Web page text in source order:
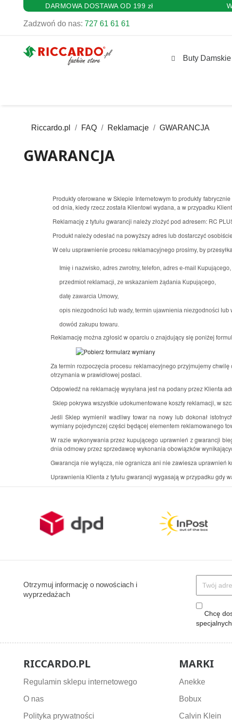
DARMOWA DOSTAWA OD 199 zł
Zadzwoń do nas: 727 61 61 61
Buty Damskie
Riccardo.pl FAQ Reklamacje GWARANCJA
GWARANCJA
Produkty oferowane w Sklepie Internetowym to produkty
od dnia, kiedy rzecz została Klientowi wydana, a w przypadku
Reklamację z tytułu gwarancji należy złożyć pod adresem: RC
Produkt należy odesłać na powyższy adres lub dostarczyć
W celu usprawnienie procesu reklamacyjnego prosimy, by
Imię i nazwisko, adres zwrotny, telefon, adres e-mail Kupującego,
przedmiot reklamacji, ze wskazaniem żądania Kupującego,
datę zawarcia Umowy,
opis niezgodności lub wady, termin ujawnienia niezgodności lub
dowód zakupu towaru.
Reklamację można zgłosić w oparciu o znajdujący się poniżej
Za termin rozpoczęcia procesu reklamacyjnego przyjmujemy
otrzymania w prawidłowej postaci.
Odpowiedź na reklamację wysyłana jest na podany przez Klienta
Sklep pokrywa wszystkie udokumentowane koszty reklamacji, w
Jeśli Sklep wymienił wadliwy towar na nowy lub dokonał
wymiany pojedynczej części będącej elementem reklamowanego
W razie wykonywania przez kupującego uprawnień z gwarancji
dnia odmowy przez sprzedawcę wykonania obowiązków
Gwarancja nie wyłącza, nie ogranicza ani nie zawiesza
Uprawnienia Klienta z tytułu gwarancji wygasają w przypadku gdy
Otrzymuj informację o nowościach i
wyprzedażach
Chcę
RICCARDO.PL
Regulamin sklepu internetowego
O nas
Polityka prywatności
MARKI
Anekke
Bobux
Calvin Klein